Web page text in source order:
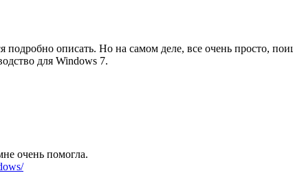
подробно описать. Но на самом деле, все очень просто,
для Windows 7.
очень помогла.